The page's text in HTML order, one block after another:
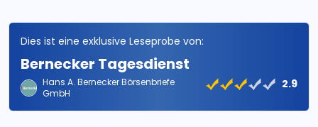
Dies ist eine exklusive Leseprobe von:
Bernecker Tagesdienst
Hans A. Bernecker Börsenbriefe
GmbH
2.9